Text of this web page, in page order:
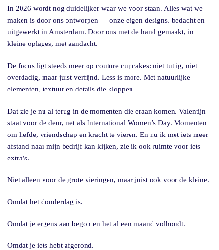
In 2026 wordt nog duidelijker waar we voor staan. Alles wat we
maken is door ons ontworpen — onze eigen designs, bedacht en
uitgewerkt in Amsterdam. Door ons met de hand gemaakt, in
kleine oplages, met aandacht.
De focus ligt steeds meer op couture cupcakes: niet tuttig, niet
overdadig, maar juist verfijnd. Less is more. Met natuurlijke
elementen, textuur en details die kloppen.
Dat zie je nu al terug in de momenten die eraan komen. Valentijn
staat voor de deur, net als International Women’s Day. Momenten
om liefde, vriendschap en kracht te vieren. En nu ik met iets meer
afstand naar mijn bedrijf kan kijken, zie ik ook ruimte voor iets
extra’s.
Niet alleen voor de grote vieringen, maar juist ook voor de kleine.
Omdat het donderdag is.
Omdat je ergens aan begon en het al een maand volhoudt.
Omdat je iets hebt afgerond.